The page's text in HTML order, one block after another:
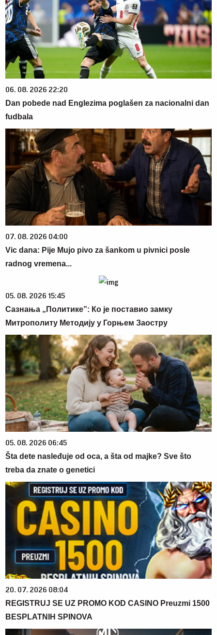
06. 08. 2026 22:20
Dan pobede nad Englezima poglašen za nacionalni dan
fudbala
07. 08. 2026 04:00
Vic dana: Pije Mujo pivo za šankom u pivnici posle
radnog vremena...
05. 08. 2026 15:45
Сазнања „Политике”: Ко је поставио замку
Митрополиту Методију у Горњем Заостру
05. 08. 2026 06:45
Šta dete nasleđuje od oca, a šta od majke? Sve što
treba da znate o genetici
20. 07. 2026 08:04
REGISTRUJ SE UZ PROMO KOD CASINO Preuzmi 1500
BESPLATNIH SPINOVA